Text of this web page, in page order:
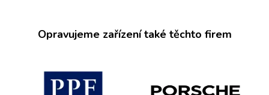
Opravujeme zařízení také těchto firem